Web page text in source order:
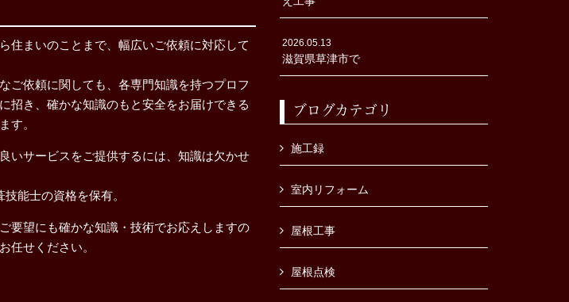
住まいのことまで、幅広いご依頼に対応して
ご依頼に関しても、各専門知識を持つプロフ
招き、確かな知識のもと安全をお届けできる
す。
いサービスをご提供するには、知識は欠かせ
能士の資格を保有。
要望にも確かな知識・技術でお応えしますの
任せください。
2026.05.13
滋賀県草津市で
ブログカテゴリ
施工録
室内リフォーム
屋根工事
屋根点検